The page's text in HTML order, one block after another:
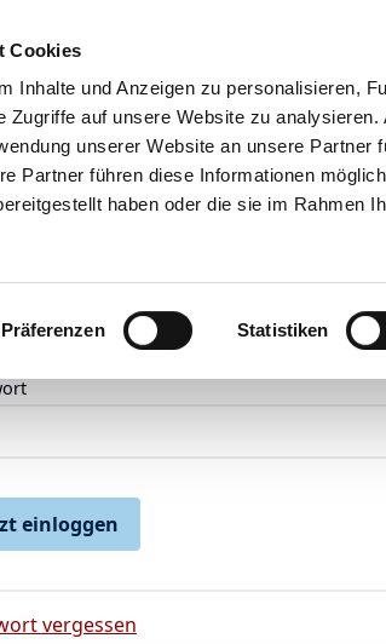
Cookies
Inhalte und Anzeigen zu personalisieren,
Zugriffe auf unsere Website zu analysieren.
unserer Website an unsere Partner
Partner führen diese Informationen
haben oder die sie im Rahmen
Präferenzen Statistiken
vergessen